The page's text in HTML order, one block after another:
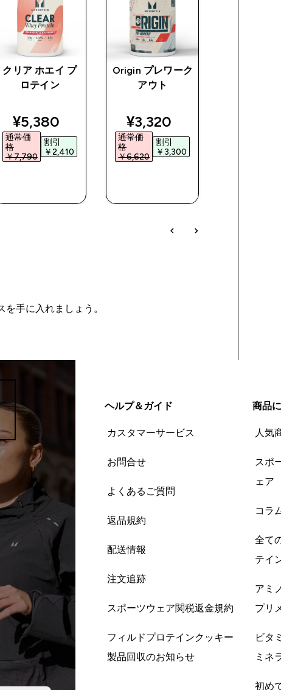
price
クリア ホエイ プ
ロテイン
discounted price
¥5,380‎
通常価
格
￥7,790‎
割引
￥2,410‎
Origin プレワーク
アウト
discounted price
¥3,320‎
通常価
格
￥6,620‎
割引
￥3,300‎
手に入れましょう。
ヘルプ＆ガイド
カスタマーサービス
お問合せ
よくあるご質問
返品規約
配送情報
注文追跡
スポーツウェア関税返金規約
フィルドプロテインクッキー
製品回収のお知らせ
商品
人気
スポ
ェア
コラ
全て
テイ
アミ
プリ
ビタ
ミネ
初め